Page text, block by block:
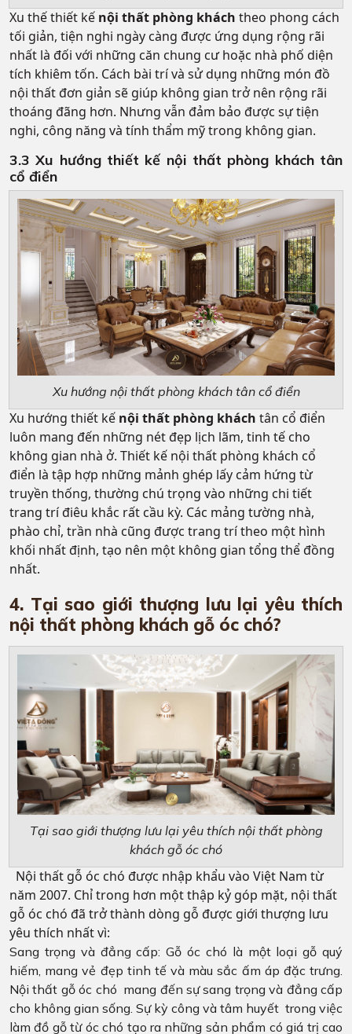
Xu thế thiết kế nội thất phòng khách theo phong cách
tối giản, tiện nghi ngày càng được ứng dụng rộng rãi
nhất là đối với những căn chung cư hoặc nhà phố diện
tích khiêm tốn. Cách bài trí và sử dụng những món đồ
nội thất đơn giản sẽ giúp không gian trở nên rộng rãi
thoáng đãng hơn. Nhưng vẫn đảm bảo được sự tiện
nghi, công năng và tính thẩm mỹ trong không gian.
3.3 Xu hướng thiết kế nội thất phòng khách tân
cổ điển
Xu hướng nội thất phòng khách tân cổ điển
Xu hướng thiết kế nội thất phòng khách tân cổ điển
luôn mang đến những nét đẹp lịch lãm, tinh tế cho
không gian nhà ở. Thiết kế nội thất phòng khách cổ
điển là tập hợp những mảnh ghép lấy cảm hứng từ
truyền thống, thường chú trọng vào những chi tiết
trang trí điêu khắc rất cầu kỳ. Các mảng tường nhà,
phào chỉ, trần nhà cũng được trang trí theo một hình
khối nhất định, tạo nên một không gian tổng thể đồng
nhất.
4. Tại sao giới thượng lưu lại yêu thích
nội thất phòng khách gỗ óc chó?
Tại sao giới thượng lưu lại yêu thích nội thất phòng
khách gỗ óc chó
Nội thất gỗ óc chó được nhập khẩu vào Việt Nam từ
năm 2007. Chỉ trong hơn một thập kỷ góp mặt, nội thất
gỗ óc chó đã trở thành dòng gỗ được giới thượng lưu
yêu thích nhất vì:
Sang trọng và đẳng cấp: Gỗ óc chó là một loại gỗ quý
hiếm, mang vẻ đẹp tinh tế và màu sắc ấm áp đặc trưng.
Nội thất gỗ óc chó mang đến sự sang trọng và đẳng cấp
cho không gian sống. Sự kỳ công và tâm huyết trong việc
làm đồ gỗ từ óc chó tạo ra những sản phẩm có giá trị cao